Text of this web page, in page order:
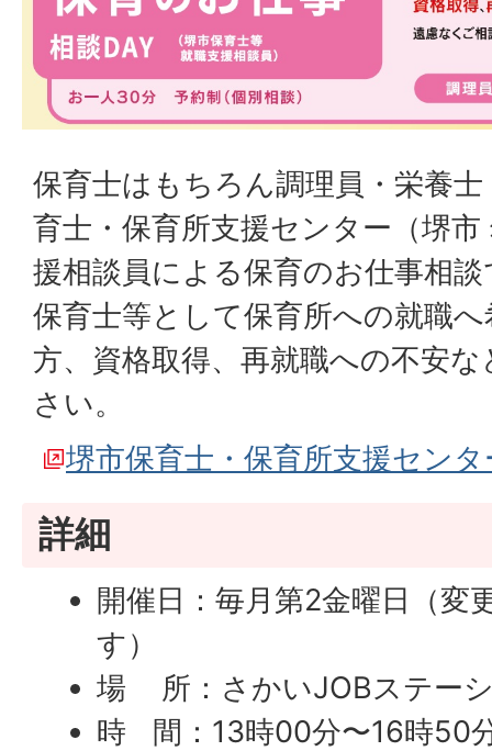
保育士はもちろん調理員・栄養
育士・保育所支援センター（堺
援相談員による保育のお仕事相
保育士等として保育所への就職
方、資格取得、再就職への不安
さい。
堺市保育士・保育所支援セン
詳細
開催日：毎月第2金曜日（変
す）
場 所：さかいJOBステー
時 間：13時00分〜16時50